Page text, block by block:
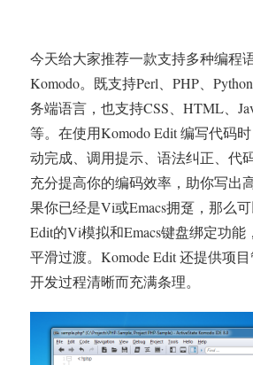
今天给大家推荐一款支持多种编程
Komodo。既支持Perl、PHP、
务端语言，也支持CSS、HTML、
等。在使用Komodo Edit 编写代码
动完成、调用提示、语法纠正、代
充分提高你的编码效率，助你写出
果你已经是Vi或Emacs拥趸，那么
Edit的Vi模拟和Emacs键盘绑定功
平滑过渡。Komode Edit 还提供项
开发过程清晰而充满条理。